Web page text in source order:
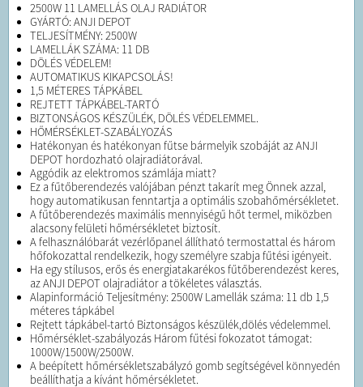
2500W 11 LAMELLÁS OLAJ RADIÁTOR
GYÁRTÓ: ANJI DEPOT
TELJESÍTMÉNY: 2500W
LAMELLÁK SZÁMA: 11 DB
DÖLÉS VÉDELEM!
AUTOMATIKUS KIKAPCSOLÁS!
1,5 MÉTERES TÁPKÁBEL
REJTETT TÁPKÁBEL-TARTÓ
BIZTONSÁGOS KÉSZÜLÉK, DÖLÉS VÉDELEMMEL.
HŐMÉRSÉKLET-SZABÁLYOZÁS
Hatékonyan és hatékonyan fűtse bármelyik szobáját az ANJI
DEPOT hordozható olajradiátorával.
Aggódik az elektromos számlája miatt?
Ez a fűtőberendezés valójában pénzt takarít meg Önnek azzal,
hogy automatikusan fenntartja a optimális szobahőmérsékletet.
A fűtőberendezés maximális mennyiségű hőt termel, miközben
alacsony felületi hőmérsékletet biztosít.
A felhasználóbarát vezérlőpanel állítható termostattal és három
hőfokozattal rendelkezik, hogy személyre szabja fűtési igényeit.
Ha egy stílusos, erős és energiatakarékos fűtőberendezést keres,
az ANJI DEPOT olajradiátor a tökéletes választás.
Alapinformáció Teljesítmény: 2500W Lamellák száma: 11 db 1,5
méteres tápkábel
Rejtett tápkábel-tartó Biztonságos készülék,dölés védelemmel.
Hőmérséklet-szabályozás Három fűtési fokozatot támogat:
1000W/1500W/2500W.
A beépített hőmérsékletszabályzó gomb segítségével könnyedén
beállíthatja a kívánt hőmérsékletet.